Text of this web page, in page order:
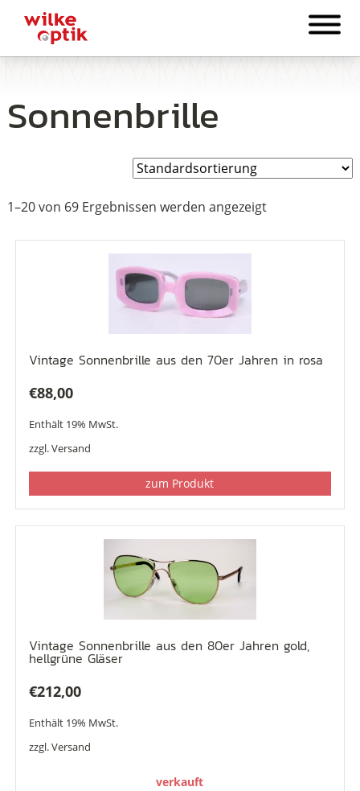
Sonnenbrille
1–20 von 69 Ergebnissen werden angezeigt
Vintage Sonnenbrille aus den 70er Jahren in rosa
€88,00
Enthält 19% MwSt.
zzgl.Versand
zum Produkt
Vintage Sonnenbrille aus den 80er Jahren gold,
hellgrüne Gläser
€212,00
Enthält 19% MwSt.
zzgl.Versand
verkauft